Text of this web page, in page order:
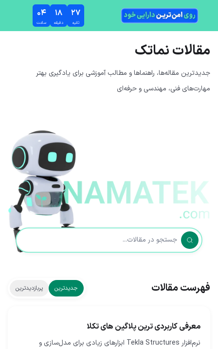
پرش به محتوای اصلی
۰۴
ساعت
۱۸
دقیقه
۲۷
ثانیه
مقالات نماتک
جدیدترین مقاله‌ها، راهنماها و مطالب آموزشی برای یادگیری بهتر
مهارت‌های فنی، مهندسی و حرفه‌ای
فهرست مقالات جدیدترین پربازدیدترین
معرفی کاربردی ترین پلاگین های تکلا
نرم‌افزار Tekla Structures ابزارهای زیادی برای مدل‌سازی و